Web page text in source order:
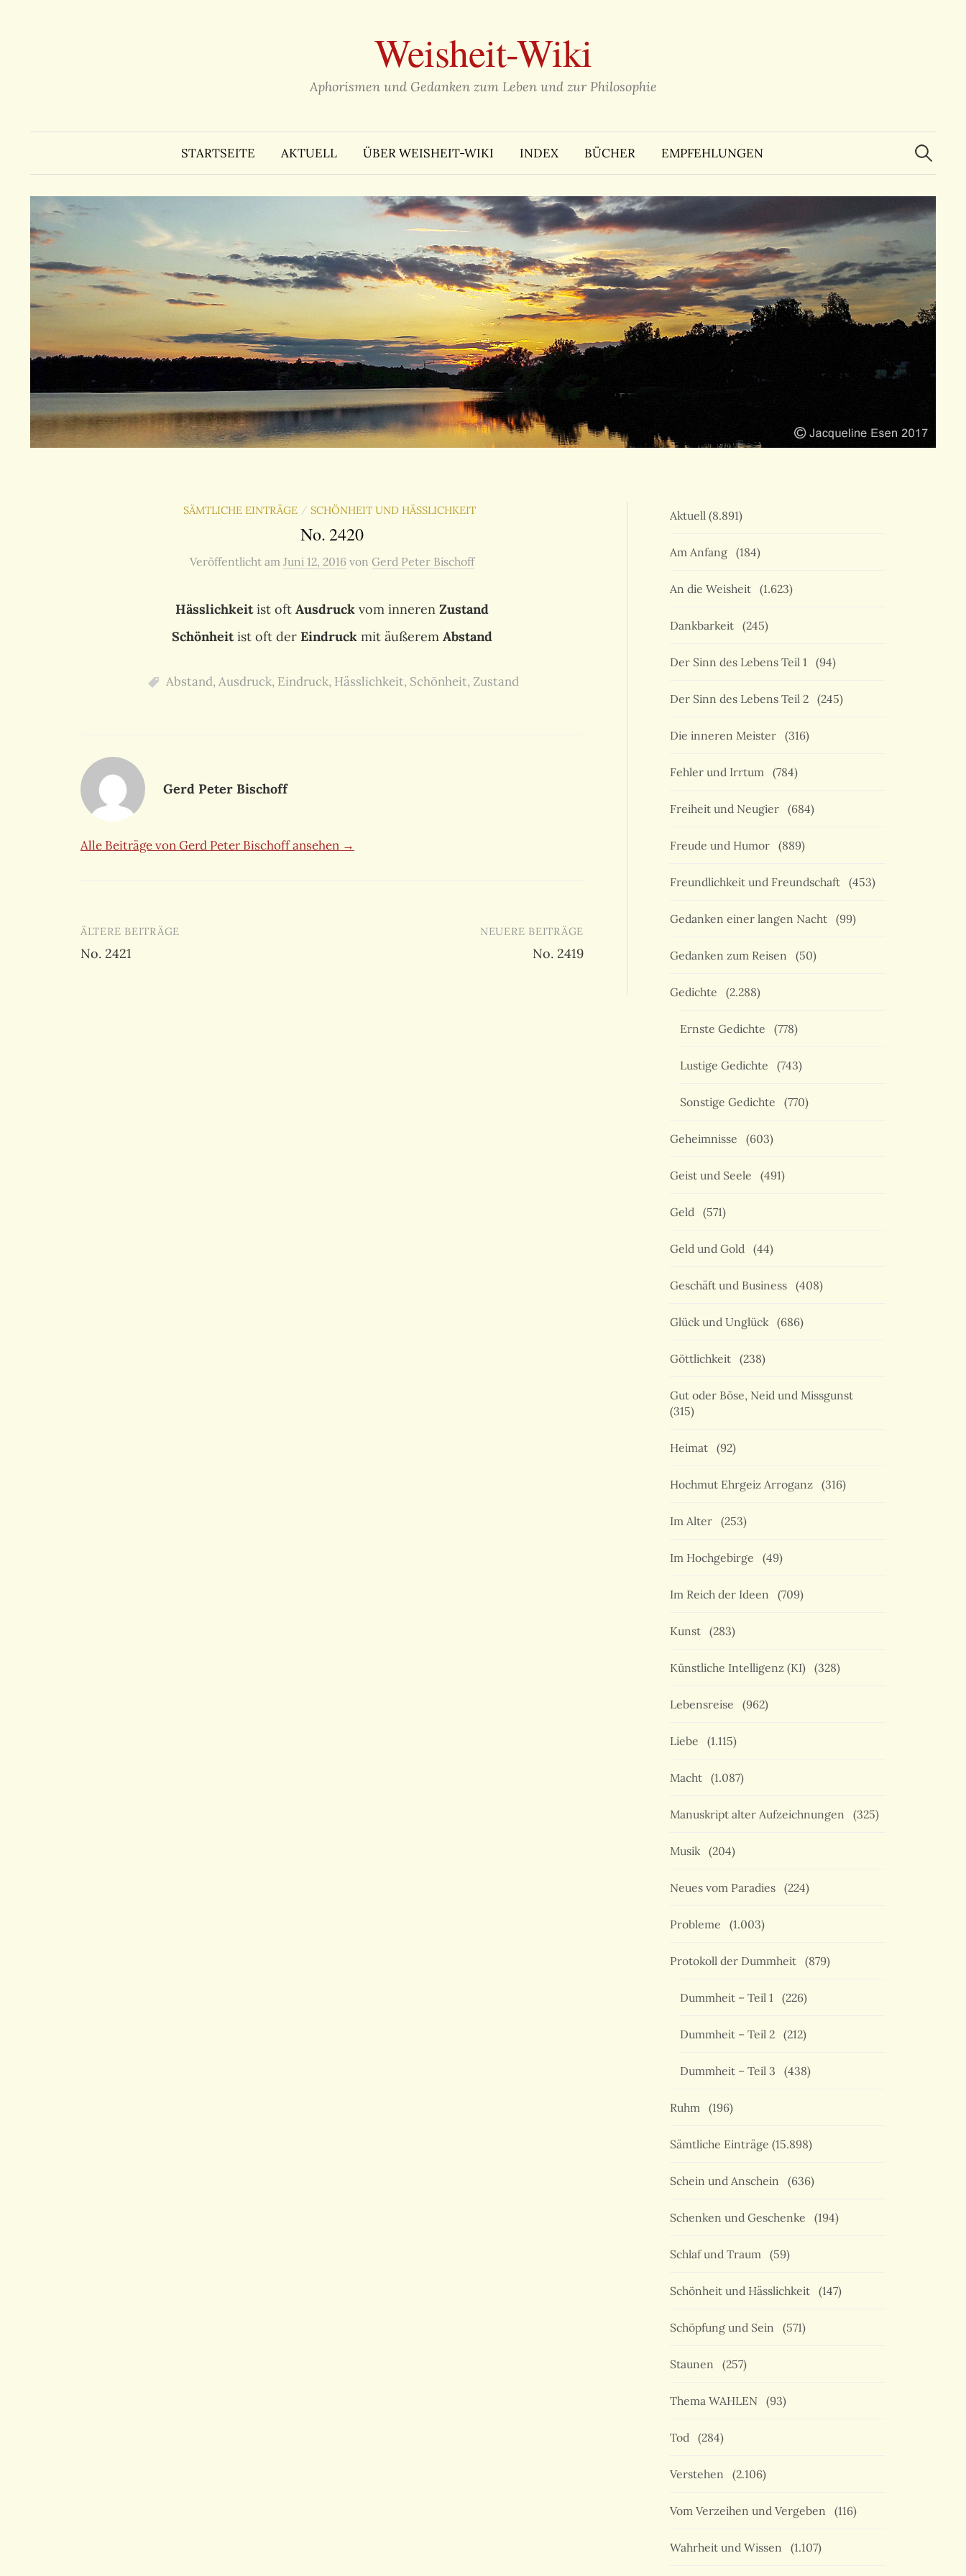
Weisheit-Wiki
Aphorismen und Gedanken zum Leben und zur Philosophie
STARTSEITE AKTUELL ÜBER WEISHEIT-WIKI INDEX BÜCHER EMPFEHLUNGEN
Suchen
nach:
SÄMTLICHE EINTRÄGE / SCHÖNHEIT UND HÄSSLICHKEIT
No. 2420
Veröffentlicht am Juni 12, 2016 von Gerd Peter Bischoff
Hässlichkeitist oft Ausdruck vom inneren Zustand
Schönheitist oft der Eindruck mit äußerem Abstand
Abstand, Ausdruck, Eindruck, Hässlichkeit, Schönheit, Zustand
Gerd Peter Bischoff
Alle Beiträge von Gerd Peter Bischoff ansehen →
Beitragsnavigation
ÄLTERE BEITRÄGE
No. 2421
NEUERE BEITRÄGE
No. 2419
Aktuell (8.891)
Am Anfang (184)
An die Weisheit (1.623)
Dankbarkeit (245)
Der Sinn des Lebens Teil 1 (94)
Der Sinn des Lebens Teil 2 (245)
Die inneren Meister (316)
Fehler und Irrtum (784)
Freiheit und Neugier (684)
Freude und Humor (889)
Freundlichkeit und Freundschaft (453)
Gedanken einer langen Nacht (99)
Gedanken zum Reisen (50)
Gedichte (2.288)
Ernste Gedichte (778)
Lustige Gedichte (743)
Sonstige Gedichte (770)
Geheimnisse (603)
Geist und Seele (491)
Geld (571)
Geld und Gold (44)
Geschäft und Business (408)
Glück und Unglück (686)
Göttlichkeit (238)
Gut oder Böse, Neid und Missgunst
(315)
Heimat (92)
Hochmut Ehrgeiz Arroganz (316)
Im Alter (253)
Im Hochgebirge (49)
Im Reich der Ideen (709)
Kunst (283)
Künstliche Intelligenz (KI) (328)
Lebensreise (962)
Liebe (1.115)
Macht (1.087)
Manuskript alter Aufzeichnungen (325)
Musik (204)
Neues vom Paradies (224)
Probleme (1.003)
Protokoll der Dummheit (879)
Dummheit – Teil 1 (226)
Dummheit – Teil 2 (212)
Dummheit – Teil 3 (438)
Ruhm (196)
Sämtliche Einträge (15.898)
Schein und Anschein (636)
Schenken und Geschenke (194)
Schlaf und Traum (59)
Schönheit und Hässlichkeit (147)
Schöpfung und Sein (571)
Staunen (257)
Thema WAHLEN (93)
Tod (284)
Verstehen (2.106)
Vom Verzeihen und Vergeben (116)
Wahrheit und Wissen (1.107)